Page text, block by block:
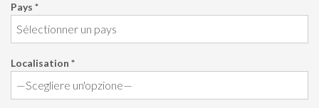
Pays *
Localisation *